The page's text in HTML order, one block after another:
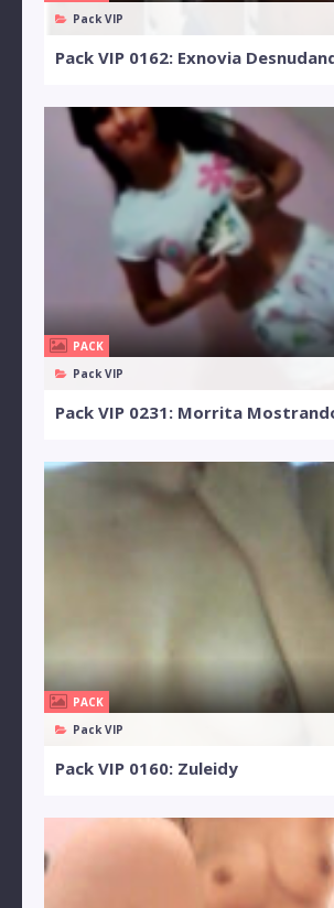
Pack VIP
Pack VIP 0162: Exnovia
PACK
Pack VIP
Pack VIP 0231: Morrita
PACK
Pack VIP
Pack VIP 0160: Zuleidy